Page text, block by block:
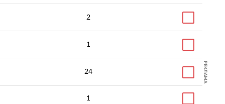
SEO-продвижение
числе исследования
SEO-сопровождение
2
1
24 РЕКЛАМА
1